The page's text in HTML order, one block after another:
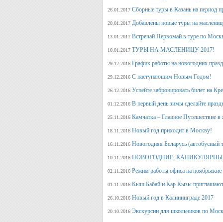
26.01.2017 Сборные туры в Казань на период
20.01.2017 Добавлены новые туры на
13.01.2017 Встречай Первомай в туре по
10.01.2017 ТУРЫ НА МАСЛЕНИЦУ 2017!
29.12.2016 График работы на новогодних
29.12.2016 С наступающим Новым Годом!
26.12.2016 Успейте забронировать билет на
01.12.2016 В первый день зимы сделайте
25.11.2016 Камчатка – Главное Путешествие
18.11.2016 Новый год приходит в Москву!
16.11.2016 Новогодняя Беларусь
10.11.2016 НОВОГОДНИЕ,
02.11.2016 Режим работы офиса на ноябрьские
01.11.2016 Кыш Бабай и Кар Кызы
26.10.2016 Новый год в Калининграде 2017
20.10.2016 Экскурсии для школьников по